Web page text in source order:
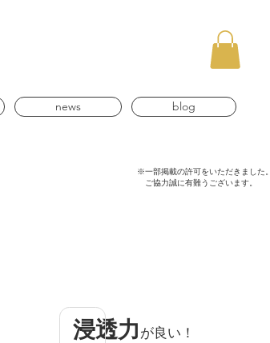
news blog
※一部掲載の許可をいただきました。
ご協力誠に有難うございます。
浸透力 が良い！